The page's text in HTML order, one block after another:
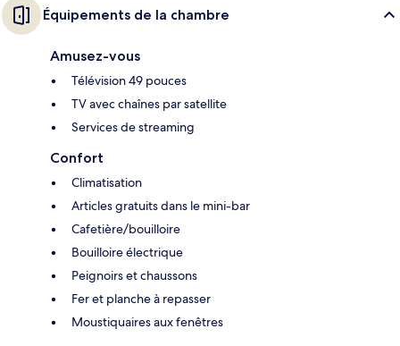
Équipements de la chambre
Amusez-vous
Télévision 49 pouces
TV avec chaînes par satellite
Services de streaming
Confort
Climatisation
Articles gratuits dans le mini-bar
Cafetière/bouilloire
Bouilloire électrique
Peignoirs et chaussons
Fer et planche à repasser
Moustiquaires aux fenêtres